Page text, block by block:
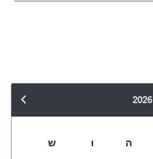
2026
ה ו ש